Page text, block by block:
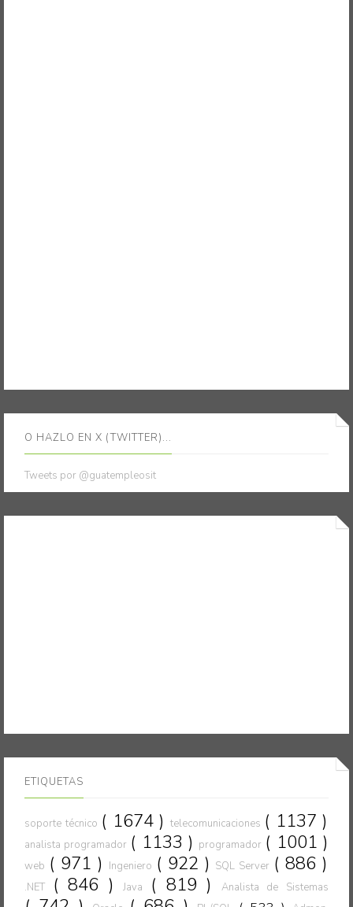
O HAZLO EN X (TWITTER)...
Tweets por @guatempleosit
ETIQUETAS
soporte técnico ( 1674 ) telecomunicaciones ( 1137 )
analista programador ( 1133 ) programador ( 1001 )
web ( 971 ) Ingeniero ( 922 ) SQL Server ( 886 )
.NET ( 846 )Java ( 819 ) Analista de Sistemas